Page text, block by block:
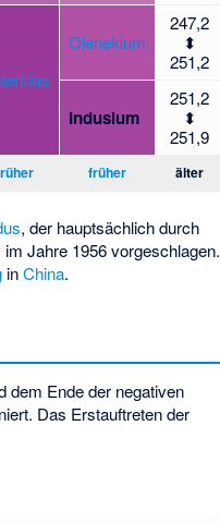
Olenekium
247,2
⬍
251,2
Indusium
251,2
⬍
251,9
früher älter
, der hauptsächlich durch
Jahre 1956 vorgeschlagen.
inChina.
dem Ende der negativen
Das Erstauftreten der